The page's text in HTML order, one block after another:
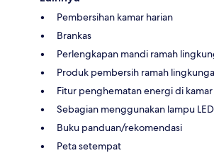
Pembersihan kamar harian
Brankas
Perlengkapan mandi ramah
Produk pembersih ramah
Fitur penghematan energi di
Sebagian menggunakan lampu LED
Buku panduan/rekomendasi
Peta setempat